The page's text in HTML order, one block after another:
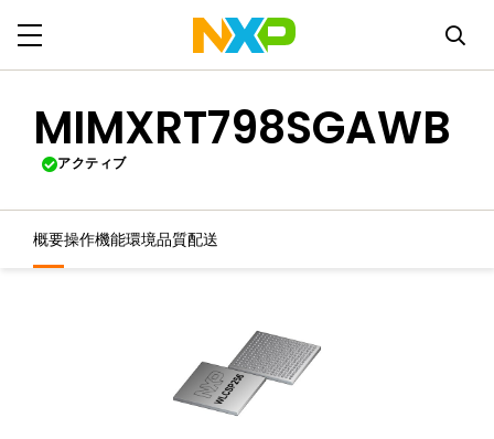
MIMXRT798SGAWB
アクティブ
概要操作機能環境品質配送